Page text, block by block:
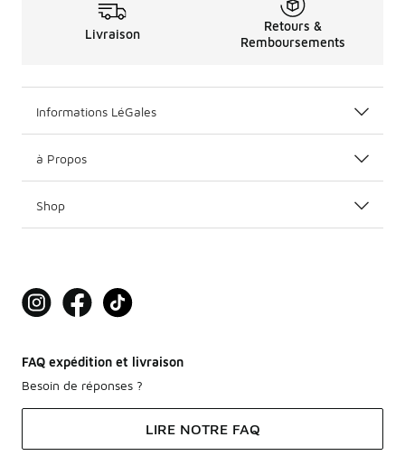
Livraison
Retours &
Remboursements
Informations LéGales
à Propos
Shop
FAQ expédition et livraison
Besoin de réponses ?
LIRE NOTRE FAQ